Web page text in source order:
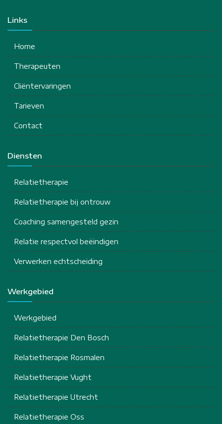
Links
Home
Therapeuten
Cliëntervaringen
Tarieven
Contact
Diensten
Relatietherapie
Relatietherapie bij ontrouw
Coaching samengesteld gezin
Relatie respectvol beëindigen
Verwerken echtscheiding
Werkgebied
Werkgebied
Relatietherapie Den Bosch
Relatietherapie Rosmalen
Relatietherapie Vught
Relatietherapie Utrecht
Relatietherapie Oss